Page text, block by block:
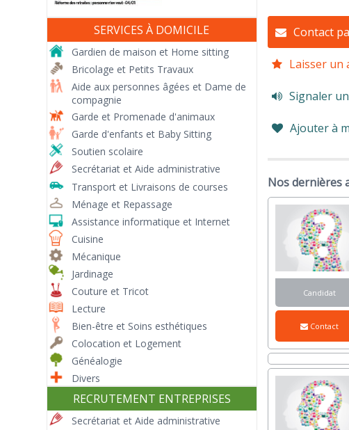
Contact
Laisser un
Signaler
Ajouter à
Nos dernières
Candidat
Contact
SERVICES À DOMICILE
Gardien de maison et Home sitting
Bricolage et Petits Travaux
Aide aux personnes âgées et Dame de
compagnie
Garde et Promenade d'animaux
Garde d'enfants et Baby Sitting
Soutien scolaire
Secrétariat et Aide administrative
Transport et Livraisons de courses
Ménage et Repassage
Assistance informatique et Internet
Cuisine
Mécanique
Jardinage
Couture et Tricot
Lecture
Bien-être et Soins esthétiques
Colocation et Logement
Généalogie
Divers
RECRUTEMENT ENTREPRISES
Secrétariat et Aide administrative